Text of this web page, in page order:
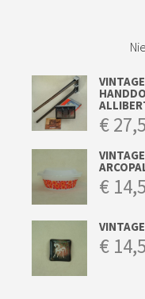
€
€
€